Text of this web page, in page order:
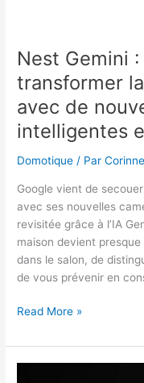
Nest Gemini
transformer
avec de
intelligentes
Domotique / ParCorinne
Google vient de
avec ses nouvelles
revisitée grâce à l’IA
maison devient
dans le salon, de
de vous prévenir en
Nest
:
Google
Read More »